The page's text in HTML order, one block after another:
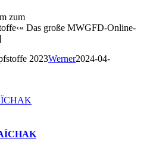
zum
Das große MWGFD-Online-
2023Werner2024-04-